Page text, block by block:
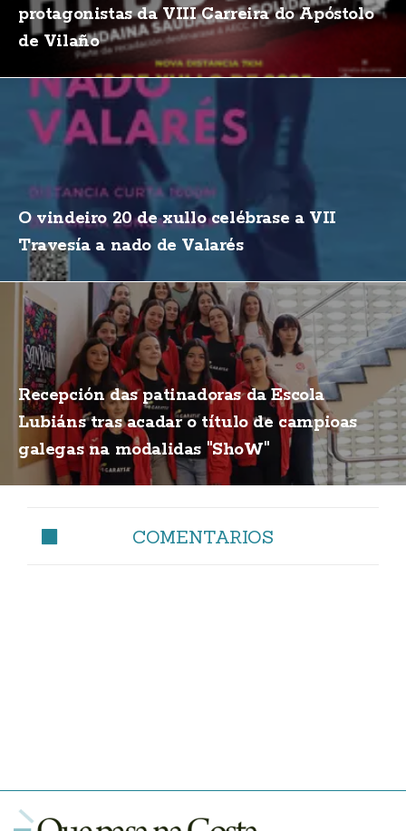
protagonistas da VIII Carreira do Apóstolo
de Vilaño
O vindeiro 20 de xullo celébrase a VII
Travesía a nado de Valarés
Recepción das patinadoras da Escola
Lubiáns tras acadar o título de campioas
galegas na modalidas "ShoW"
COMENTARIOS